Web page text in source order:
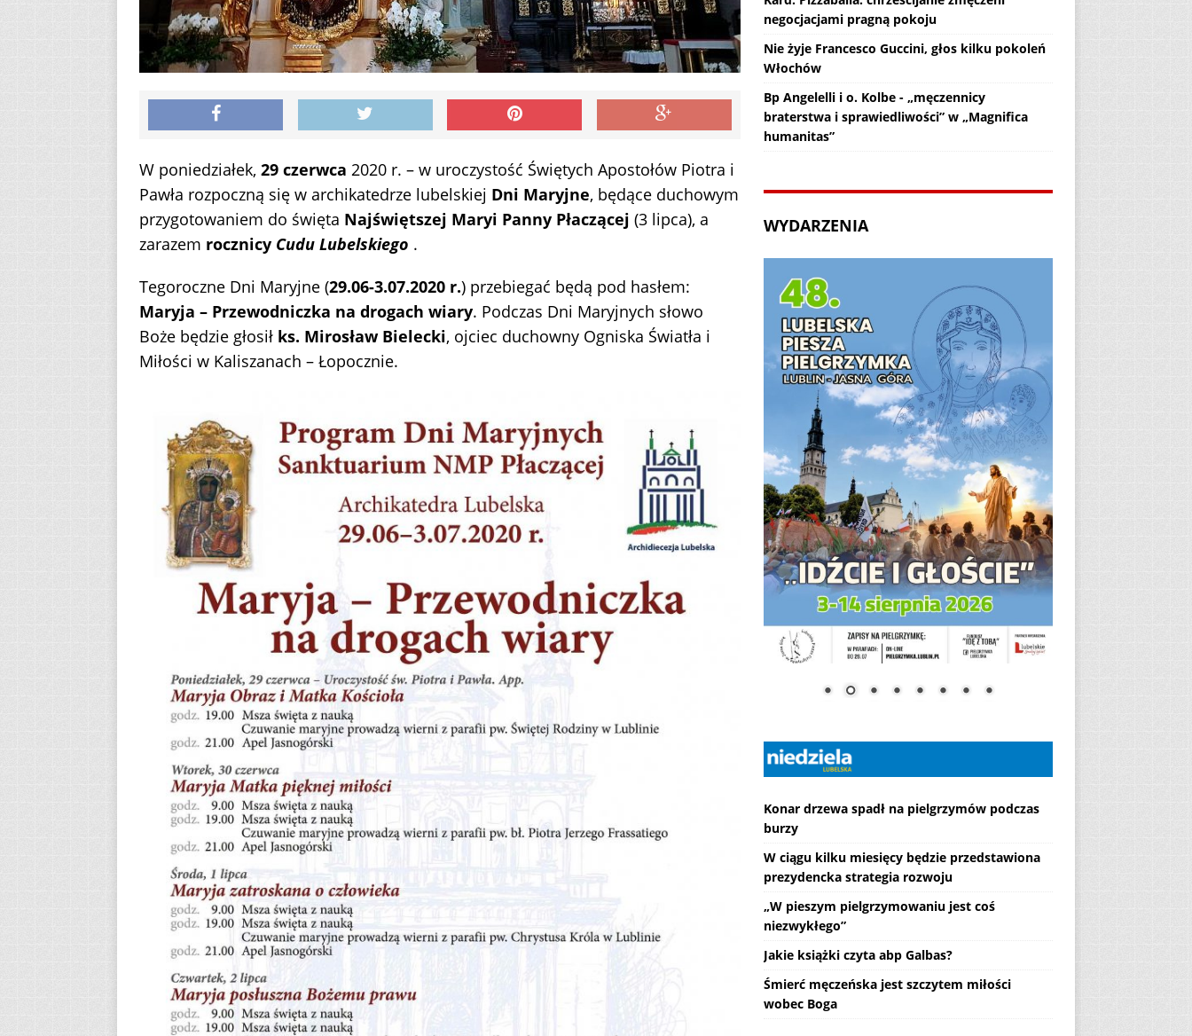
W poniedziałek, 29 czerwca 2020 r. – w uroczystość Świętych Apostołów Piotra i
Pawła rozpoczną się w archikatedrze lubelskiej Dni Maryjne, będące duchowym
przygotowaniem do święta Najświętszej Maryi Panny Płaczącej (3 lipca), a
zarazem rocznicy Cudu Lubelskiego .
Tegoroczne Dni Maryjne (29.06-3.07.2020 r.) przebiegać będą pod hasłem:
Maryja – Przewodniczka na drogach wiary. Podczas Dni Maryjnych słowo
Boże będzie głosił ks. Mirosław Bielecki, ojciec duchowny Ogniska Światła i
Miłości w Kaliszanach – Łopocznie.
negocjacjami pragną pokoju
Nie żyje Francesco Guccini, głos kilku pokoleń
Włochów
Bp Angelelli i o. Kolbe - „męczennicy
braterstwa i sprawiedliwości” w „Magnifica
humanitas”
WYDARZENIA
Konar drzewa spadł na pielgrzymów podczas
burzy
W ciągu kilku miesięcy będzie przedstawiona
prezydencka strategia rozwoju
„W pieszym pielgrzymowaniu jest coś
niezwykłego”
Jakie książki czyta abp Galbas?
Śmierć męczeńska jest szczytem miłości
wobec Boga